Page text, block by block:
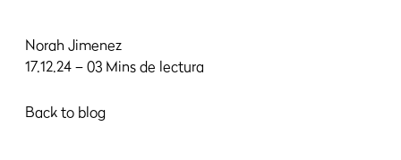
Norah Jimenez
17.12.24 – 03 Mins de lectura
Back to blog